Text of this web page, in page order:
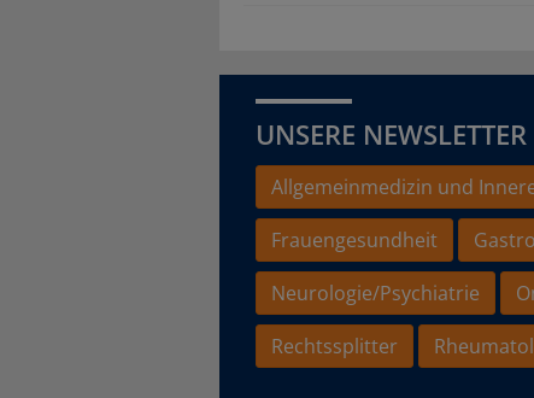
UNSERE NEWSLETTER
Allgemeinmedizin und
Frauengesundheit
Neurologie/Psychiatrie
Rechtssplitter